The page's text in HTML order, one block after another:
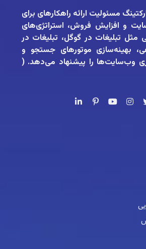
مسئولیت ارائه راهکارهای برای
و افزایش فروش، استراتژی‌های
مثل تبلیغات در گوگل، تبلیغات در
بهینه‌سازی موتورهای جستجو و
وب‌سایت‌ها را پیشنهاد می‌دهد. (